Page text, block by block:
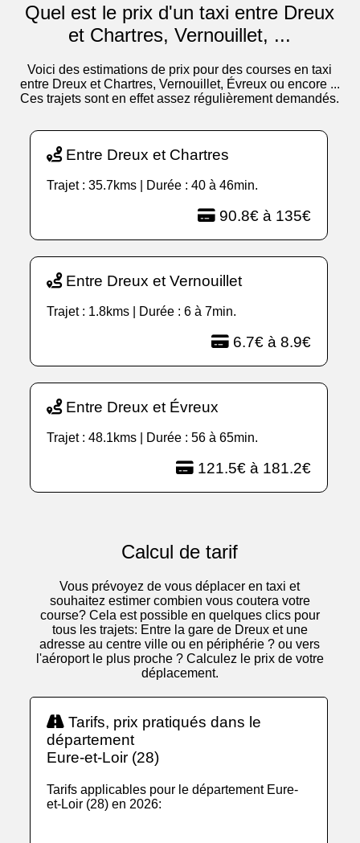
Quel est le prix d'un taxi entre Dreux
et Chartres, Vernouillet, ...
Voici des estimations de prix pour des courses en taxi
entre Dreux et Chartres, Vernouillet, Évreux ou encore ...
Ces trajets sont en effet assez régulièrement demandés.
Entre Dreux et Chartres
Trajet : 35.7kms | Durée : 40 à 46min.
90.8€ à 135€
Entre Dreux et Vernouillet
Trajet : 1.8kms | Durée : 6 à 7min.
6.7€ à 8.9€
Entre Dreux et Évreux
Trajet : 48.1kms | Durée : 56 à 65min.
121.5€ à 181.2€
Calcul de tarif
Vous prévoyez de vous déplacer en taxi et
souhaitez estimer combien vous coutera votre
course? Cela est possible en quelques clics pour
tous les trajets: Entre la gare de Dreux et une
adresse au centre ville ou en périphérie ? ou vers
l'aéroport le plus proche ? Calculez le prix de votre
déplacement.
Tarifs, prix pratiqués dans le
département
Eure-et-Loir (28)
Tarifs applicables pour le département Eure-
et-Loir (28) en 2026: